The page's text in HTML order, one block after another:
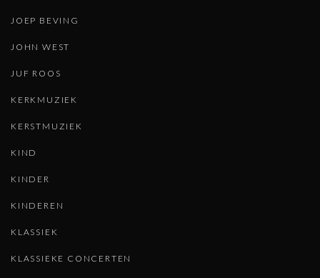
JOEP BEVING
JOHN WEST
JUF ROOS
KERKMUZIEK
KERSTMUZIEK
KIND
KINDER
KINDEREN
KLASSIEK
KLASSIEKE CONCERTEN